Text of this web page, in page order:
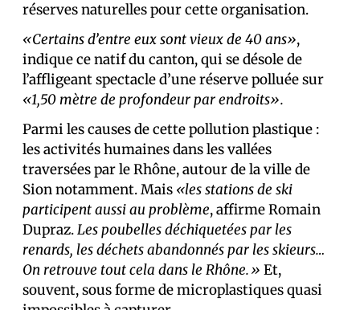
réserves naturelles pour cette organisation.
«Certains d’entre eux sont vieux de 40 ans»,
indique ce natif du canton, qui se désole de
l’affligeant spectacle d’une réserve polluée sur
«1,50 mètre de profondeur par endroits».
Parmi les causes de cette pollution plastique :
les activités humaines dans les vallées
traversées par le Rhône, autour de la ville de
Sion notamment. Mais «les stations de ski
participent aussi au problème, affirme Romain
Dupraz.Les poubelles déchiquetées par les
renards, les déchets abandonnés par les skieurs…
On retrouve tout cela dans le Rhône.» Et,
souvent, sous forme de microplastiques quasi